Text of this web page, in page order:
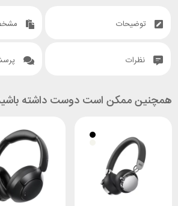
توضیحات
نظرات
همچنین ممکن است دوست داشته